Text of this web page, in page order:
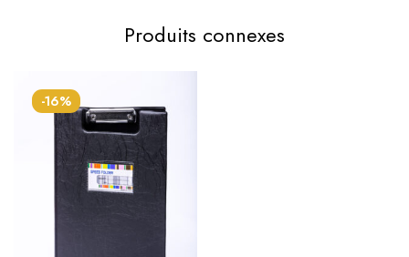
Produits connexes
-16%